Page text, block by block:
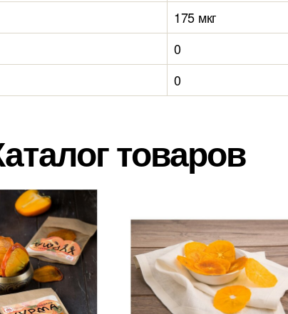
175 мкг
0
0
товаров